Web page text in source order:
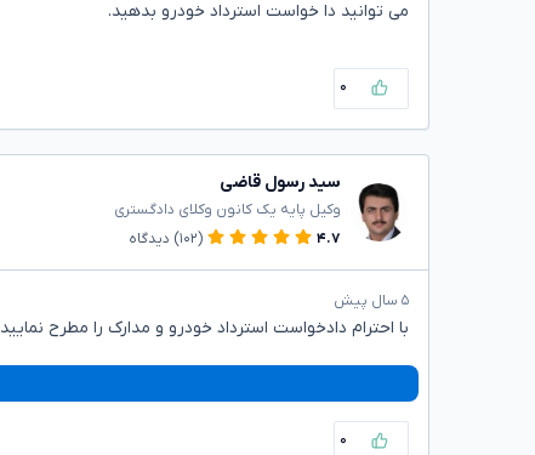
می توانید دا خواست استرداد خودرو بدهید.
۰
سید رسول قاضی
وکیل پایه یک کانون وکلای دادگستری
۴.۷
(۱۰۲) دیدگاه
۵ سال پیش
با احترام دادخواست استرداد خودرو و مدارک را مطرح نمایید
۰